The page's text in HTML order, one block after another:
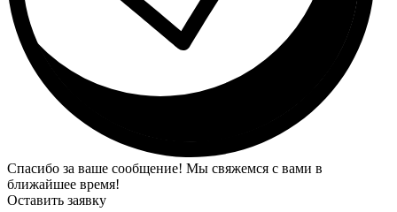
Спасибо за ваше сообщение! Мы свяжемся с вами в
ближайшее время!
Оставить заявку